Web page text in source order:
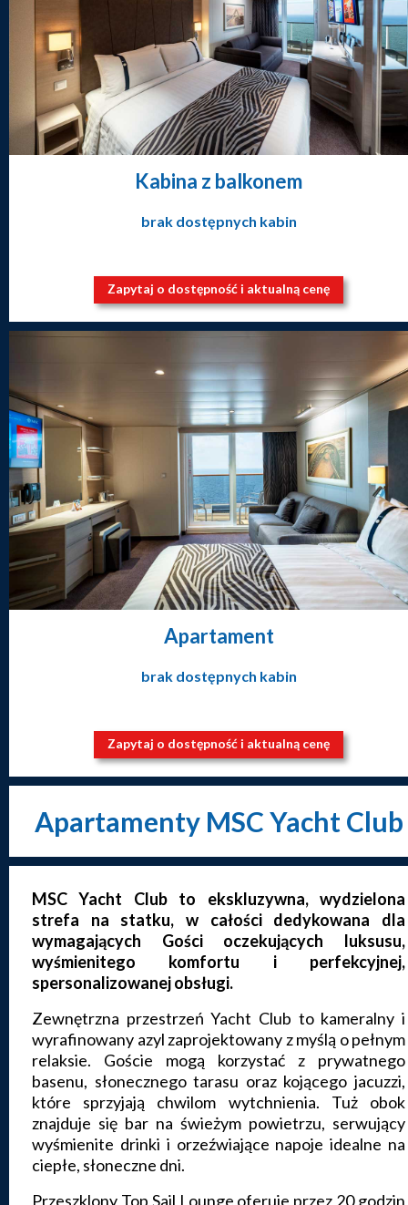
Kabina z balkonem
brak dostępnych kabin
Zapytaj o dostępność i aktualną cenę
Apartament
brak dostępnych kabin
Zapytaj o dostępność i aktualną cenę
Apartamenty MSC Yacht Club
MSC Yacht Club to ekskluzywna, wydzielona
strefa na statku, w całości dedykowana dla
wymagających Gości oczekujących luksusu,
wyśmienitego komfortu i perfekcyjnej,
spersonalizowanej obsługi.
Zewnętrzna przestrzeń Yacht Club to kameralny i
wyrafinowany azyl zaprojektowany z myślą o pełnym
relaksie. Goście mogą korzystać z prywatnego
basenu, słonecznego tarasu oraz kojącego jacuzzi,
które sprzyjają chwilom wytchnienia. Tuż obok
znajduje się bar na świeżym powietrzu, serwujący
wyśmienite drinki i orzeźwiające napoje idealne na
ciepłe, słoneczne dni.
Przeszklony Top Sail Lounge oferuje przez 20 godzin